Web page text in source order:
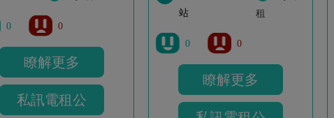
0 0
瞭解更多
私訊電租公
站
租
0 0
瞭解更多